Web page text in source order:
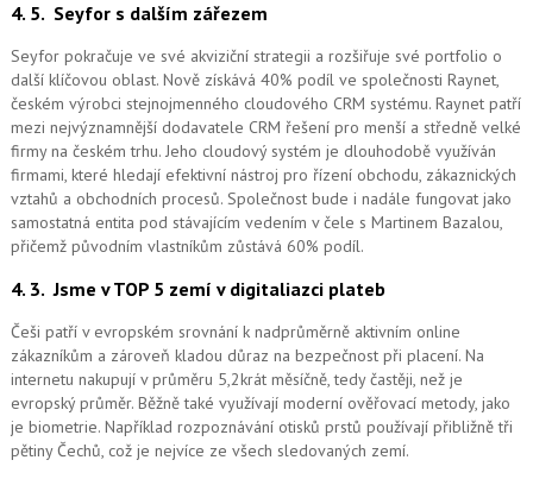
4. 5. Seyfor s dalším zářezem
Seyfor pokračuje ve své akviziční strategii a rozšiřuje své portfolio o
další klíčovou oblast. Nově získává 40% podíl ve společnosti Raynet,
českém výrobci stejnojmenného cloudového CRM systému. Raynet patří
mezi nejvýznamnější dodavatele CRM řešení pro menší a středně velké
firmy na českém trhu. Jeho cloudový systém je dlouhodobě využíván
firmami, které hledají efektivní nástroj pro řízení obchodu, zákaznických
vztahů a obchodních procesů. Společnost bude i nadále fungovat jako
samostatná entita pod stávajícím vedením v čele s Martinem Bazalou,
přičemž původním vlastníkům zůstává 60% podíl.
4. 3.Jsme v TOP 5 zemí v digitaliazci plateb
Češi patří v evropském srovnání k nadprůměrně aktivním online
zákazníkům a zároveň kladou důraz na bezpečnost při placení. Na
internetu nakupují v průměru 5,2krát měsíčně, tedy častěji, než je
evropský průměr. Běžně také využívají moderní ověřovací metody, jako
je biometrie. Například rozpoznávání otisků prstů používají přibližně tři
pětiny Čechů, což je nejvíce ze všech sledovaných zemí.